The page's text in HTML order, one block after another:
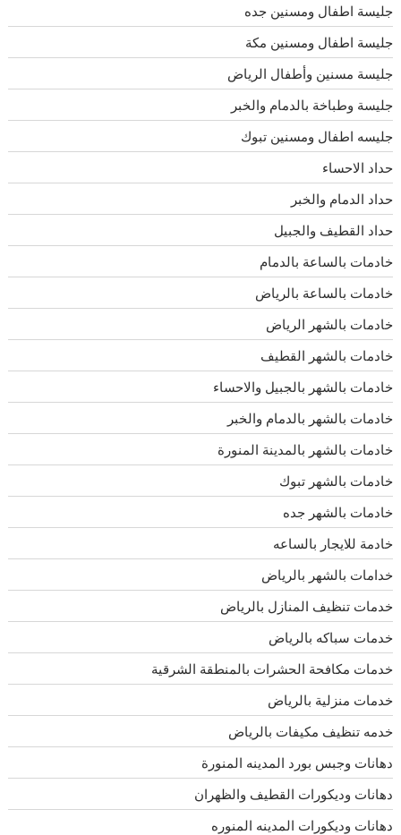
جليسة اطفال ومسنين جده
جليسة اطفال ومسنين مكة
جليسة مسنين وأطفال الرياض
جليسة وطباخة بالدمام والخبر
جليسه اطفال ومسنين تبوك
حداد الاحساء
حداد الدمام والخبر
حداد القطيف والجبيل
خادمات بالساعة بالدمام
خادمات بالساعة بالرياض
خادمات بالشهر الرياض
خادمات بالشهر القطيف
خادمات بالشهر بالجبيل والاحساء
خادمات بالشهر بالدمام والخبر
خادمات بالشهر بالمدينة المنورة
خادمات بالشهر تبوك
خادمات بالشهر جده
خادمة للايجار بالساعه
خدامات بالشهر بالرياض
خدمات تنظيف المنازل بالرياض
خدمات سباكه بالرياض
خدمات مكافحة الحشرات بالمنطقة الشرقية
خدمات منزلية بالرياض
خدمه تنظيف مكيفات بالرياض
دهانات وجبس بورد المدينه المنورة
دهانات وديكورات القطيف والظهران
دهانات وديكورات المدينه المنوره